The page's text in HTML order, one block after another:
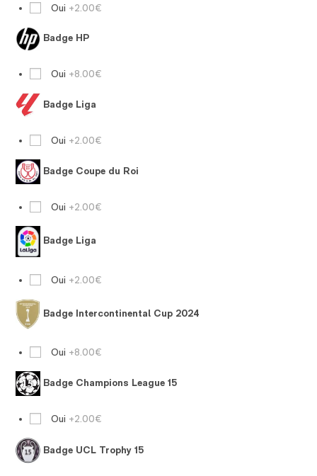
Oui +2.00€
Badge HP
Oui +8.00€
Badge Liga
Oui +2.00€
Badge Coupe du Roi
Oui +2.00€
Badge Liga
Oui +2.00€
Badge Intercontinental Cup 2024
Oui +8.00€
Badge Champions League 15
Oui +2.00€
Badge UCL Trophy 15